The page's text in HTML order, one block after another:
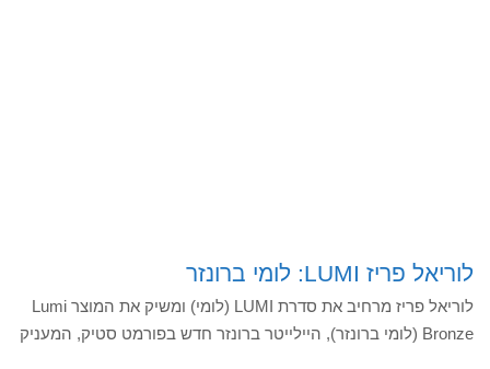
לוריאל פריז LUMI: לומי ברונזר
לוריאל פריז מרחיב את סדרת LUMI (לומי) ומשיק את המוצר Lumi
Bronze (לומי ברונזר), היילייטר ברונזר חדש בפורמט סטיק, המעניק